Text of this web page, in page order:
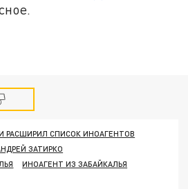
РАСШИРИЛ СПИСОК ИНОАГЕНТОВ
ЗАТИРКО
ИНОАГЕНТ ИЗ ЗАБАЙКАЛЬЯ